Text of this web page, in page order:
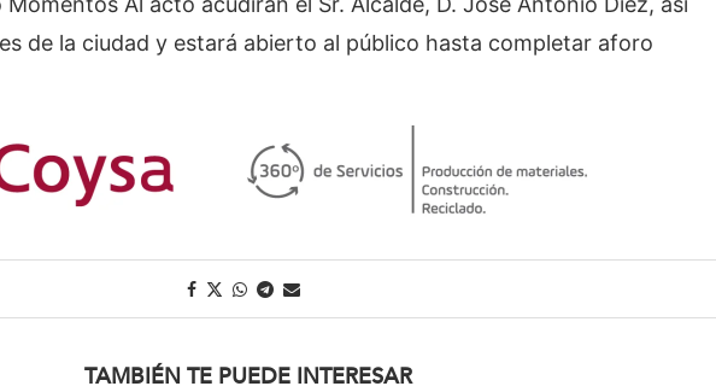
de la ciudad y estará abierto al público hasta completar aforo
TAMBIÉN TE PUEDE INTERESAR